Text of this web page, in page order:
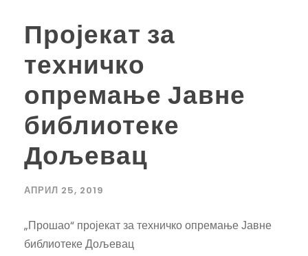
Пројекат за
техничко
опремање Јавне
библиотеке
Дољевац
АПРИЛ 25, 2019
„Прошао“ пројекат за техничко опремање Јавне
библиотеке Дољевац